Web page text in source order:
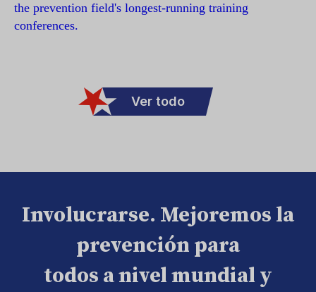
the prevention field's longest-running training
conferences.
Ver todo
Involucrarse. Mejoremos la
prevención para
todos a nivel mundial y